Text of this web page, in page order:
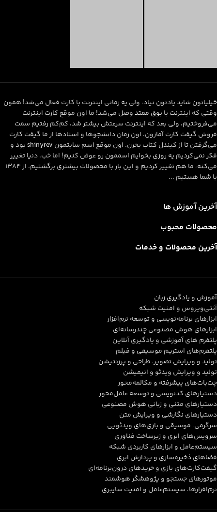
خیلیاتون شاید یادتون نیاد، ولی یه زمانی اینترنت با کارت فعال می‌شد! همون
وقتی که اینترنت با بوق ممتدوصل می‌شد! ما اون موقع کارت اینترنت
می‌فروختیم، ولی بعد که اینترنت سرعتش بیشتر شد، کم‌کم رفتیم سمت
فروش گیفت کارت آمازون. اون زمان دانشجوها و استادها از ما گیفت کارت
می‌گرفتن تا از کیندل کتاب بخرن. اون موقع اسم سایتمون shinyrevبود و
فکر نمی‌کردیم یه روزی بخوایم اسممون رو عوض کنیم! اما خب، دنیا تغییر
می‌کنه، ما هم تغییر کردیم و این بار با محصولات بیشتری برگشتیم. از ۱۳۸۴
با شما هستیم ...
آخرین آموزش ها
محصولات محبوب
آخرین محصولات و خدمات
آموزش و یادگیری زبان
آنتی‌ویروس و امنیت شبکه
ابزارهای برنامه‌نویسی و توسعه نرم‌افزار
ابزارهای هوش مصنوعی چندرسانه‌ای
پلتفرم های آموزشی و یادگیری آنلاین
پلتفرم‌های استریم موسیقی و فیلم
تولید و ویرایش تصویر، طراحی و پرزنتیشن
تولید و ویرایش ویدئو و انیمیشن
چت‌بات‌های پیشرفته و مکالمه‌محور
دستیارهای کدنویسی و توسعه عامل‌محور
دستیارهای متنی و زبانی هوش مصنوعی
دستیارهای نگارشی و ویرایش متن
سرگرمی، موسیقی و بازی‌های ویدئویی
سرویس‌های ابری و زیرساخت فناوری
سیستم‌عامل و ابزارهای کاربردی شبکه
فضاهای ذخیره‌سازی و پردازش ابری
گیفت‌کارت‌های بازی و خریدهای درون‌برنامه‌ای
موتورهای جستجو و پژوهشگر هوشمند
نرم‌افزارها، سیستم‌عامل و امنیت سایبری